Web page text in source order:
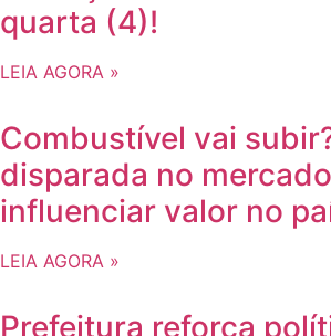
quarta (4)!
LEIA AGORA »
Combustível vai
disparada no
influenciar valor no
LEIA AGORA »
Prefeitura reforça